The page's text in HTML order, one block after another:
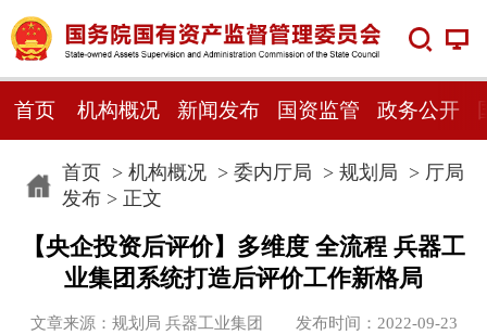
首页 机构概况 新闻发布 国资监管 政务公开
首页> 机构概况> 委内厅局 > 规划局 > 厅局
发布> 正文
【央企投资后评价】多维度 全流程 兵器工
业集团系统打造后评价工作新格局
文章来源：规划局 兵器工业集团 发布时间：2022-09-23